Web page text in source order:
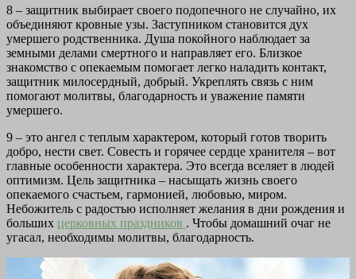
8 – защитник выбирает своего подопечного не случайно, их
объединяют кровные узы. Заступником становится дух
умершего родственника. Душа покойного наблюдает за
земными делами смертного и направляет его. Близкое
знакомство с опекаемым помогает легко наладить контакт,
защитник милосердный, добрый. Укреплять связь с ним
помогают молитвы, благодарность и уважение памяти
умершего.
9 – это ангел с теплым характером, который готов творить
добро, нести свет. Совесть и горячее сердце хранителя – вот
главные особенности характера. Это всегда вселяет в людей
оптимизм. Цель защитника – насыщать жизнь своего
опекаемого счастьем, гармонией, любовью, миром.
Небожитель с радостью исполняет желания в дни рождения и
больших церковных праздников . Чтобы домашний очаг не
угасал, необходимы молитвы, благодарность.